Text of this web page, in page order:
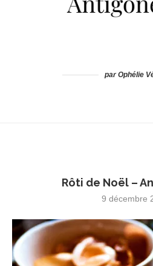
par Ophélie
Rôti de Noël –
9 décembre